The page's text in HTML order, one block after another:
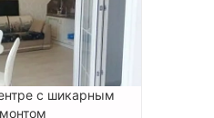
с шикарным